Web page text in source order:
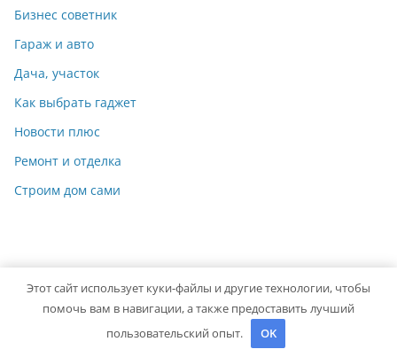
Бизнес советник
Гараж и авто
Дача, участок
Как выбрать гаджет
Новости плюс
Ремонт и отделка
Строим дом сами
Copyright © 2026 Идеальный ремонт. Powered byColorMag
Этот сайт использует куки-файлы и другие технологии, чтобы
помочь вам в навигации, а также предоставить лучший
пользовательский опыт.
OK